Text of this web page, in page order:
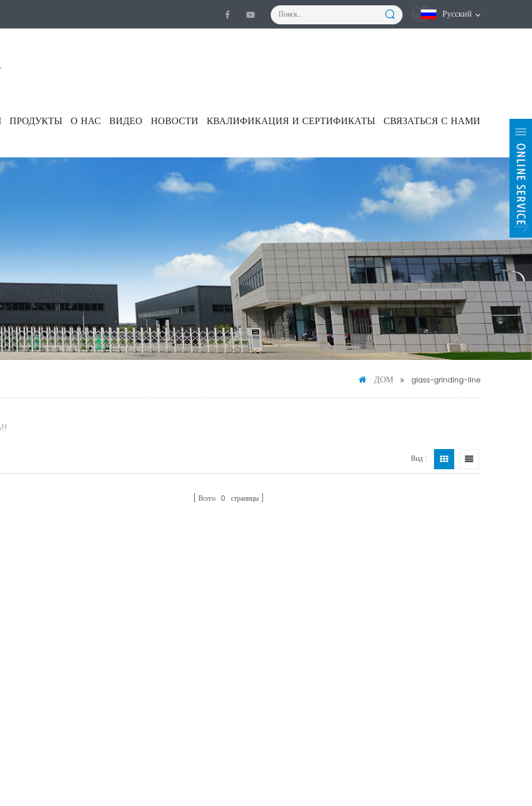
Русский
ПРОДУКТЫ О НАС ВИДЕО НОВОСТИ КВАЛИФИКАЦИЯ И СЕРТИФИКАТЫ СВЯЗАТЬСЯ С НАМИ
ДОМ glass-grinding-line
Вид :
Всего 0 страницы